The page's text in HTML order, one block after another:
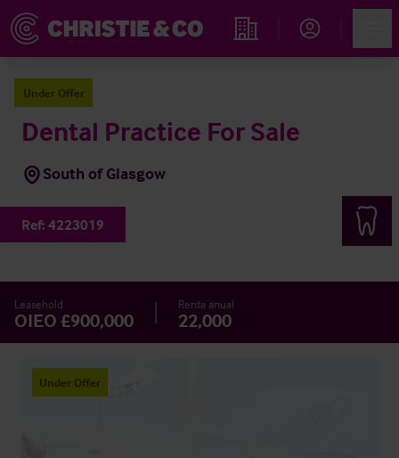
Propiedades
Under Offer
Dental Practice For Sale
South of Glasgow
Ref: 4223019
Leasehold
OIEO £900,000
Renta anual
22,000
Under Offer